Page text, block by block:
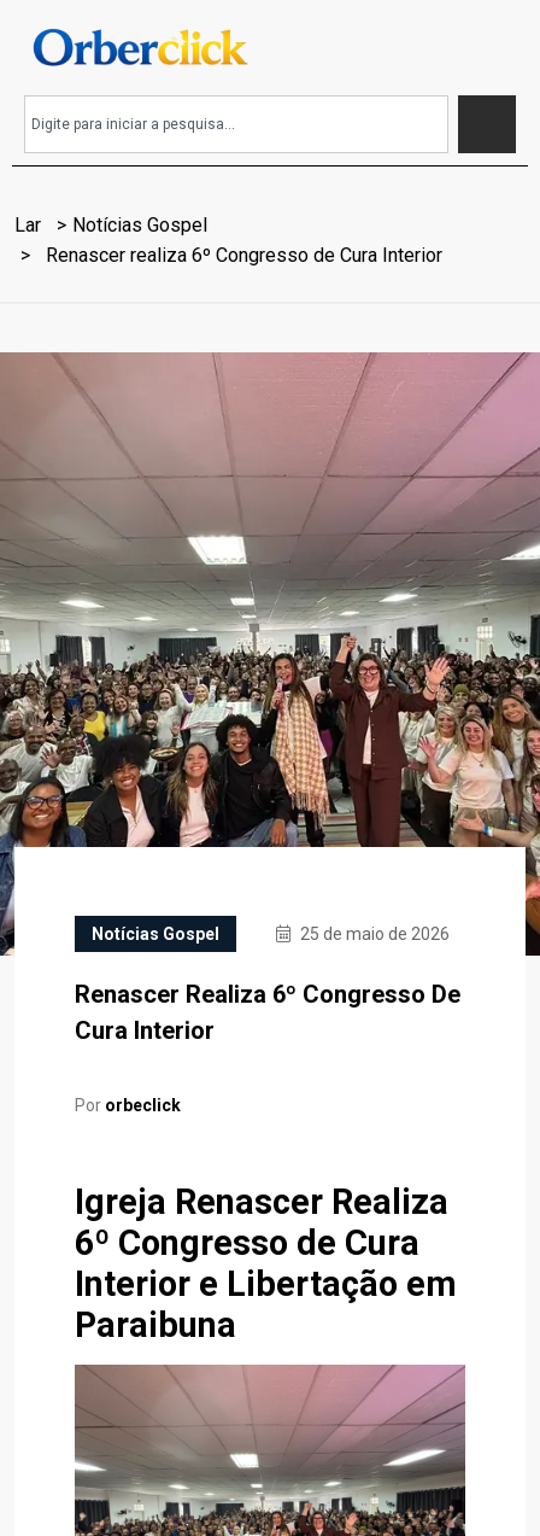
Lar
Notícias Gospel
Renascer realiza 6º Congresso de Cura Interior
Notícias Gospel 25 de maio de 2026
Renascer Realiza 6º Congresso De
Cura Interior
Por orbeclick
Igreja Renascer Realiza
6º Congresso de Cura
Interior e Libertação em
Paraibuna